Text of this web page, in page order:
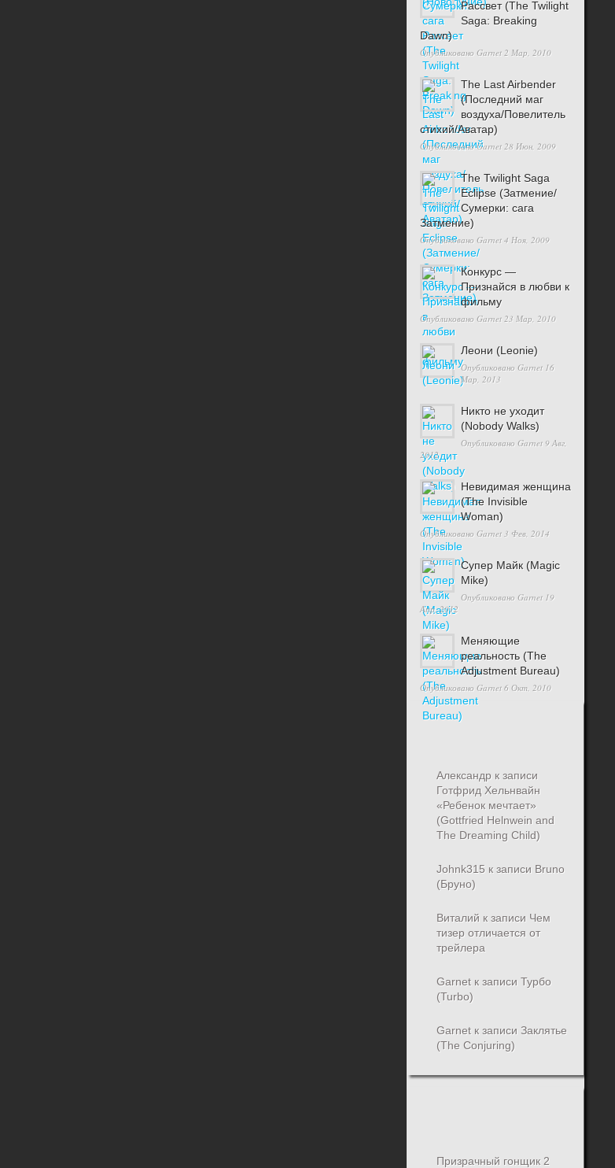
Рассвет (The Twilight
Saga: Breaking
Dawn)
Опубликовано Garnet2 Мар, 2010
The Last Airbender
(Последний маг
воздуха/Повелитель
стихий/Аватар)
ОпубликованоGarnet28 Июн, 2009
The Twilight Saga
Eclipse (Затмение/
Сумерки: сага
Затмение)
Опубликовано Garnet4 Ноя, 2009
Конкурс —
Признайся в любви к
фильму
Опубликовано Garnet23 Мар, 2010
Леони (Leonie)
Опубликовано Garnet16
Мар, 2013
Никто не уходит
(Nobody Walks)
Опубликовано Garnet9 Авг,
2012
Невидимая женщина
(The Invisible
Woman)
Опубликовано Garnet3 Фев, 2014
Супер Майк (Magic
Mike)
Опубликовано Garnet19
Апр, 2012
Меняющие
реальность (The
Adjustment Bureau)
Опубликовано Garnet6 Окт, 2010
Александрк записи
Готфрид Хельнвайн
«Ребенок мечтает»
(Gottfried Helnwein and
The Dreaming Child)
Johnk315к записи Bruno
(Бруно)
Виталий к записи Чем
тизер отличается от
трейлера
Garnetк записи Турбо
(Turbo)
Garnetк записи Заклятье
(The Conjuring)
Призрачный гонщик 2